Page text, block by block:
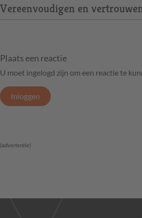
Vereenvoudigen en
Plaats een reactie
U moet ingelogd zijn om een reactie te
Inloggen
(advertentie)